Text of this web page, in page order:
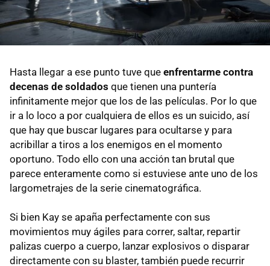
Hasta llegar a ese punto tuve que enfrentarme contra
decenas de soldados que tienen una puntería
infinitamente mejor que los de las películas. Por lo que
ir a lo loco a por cualquiera de ellos es un suicido, así
que hay que buscar lugares para ocultarse y para
acribillar a tiros a los enemigos en el momento
oportuno. Todo ello con una acción tan brutal que
parece enteramente como si estuviese ante uno de los
largometrajes de la serie cinematográfica.
Si bien Kay se apaña perfectamente con sus
movimientos muy ágiles para correr, saltar, repartir
palizas cuerpo a cuerpo, lanzar explosivos o disparar
directamente con su blaster, también puede recurrir